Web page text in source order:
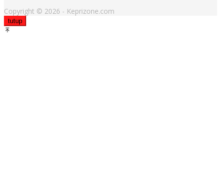
Copyright © 2026 - Keprizone.com
tutup